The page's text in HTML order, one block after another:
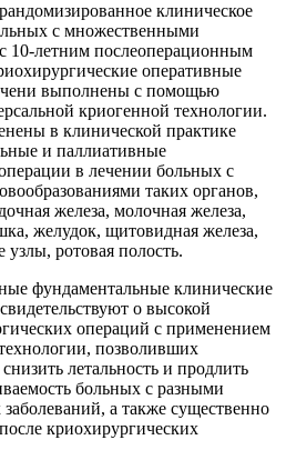
клиническое
с множественными
10-летним послеоперационным
оперативные
выполнены с помощью
криогенной технологии.
в клинической практике
и паллиативные
в лечении больных с
таких органов,
железа, молочная железа,
желудок, щитовидная железа,
ротовая полость.
фундаментальные клинические
о высокой
операций с применением
позволивших
летальность и продлить
больных с разными
а также существенно
криохирургических